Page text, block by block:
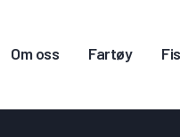
Om oss Fartøy